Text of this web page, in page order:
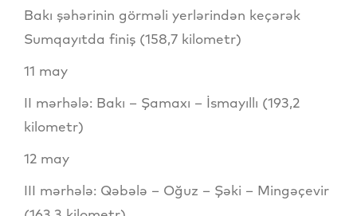
Bakı şəhərinin görməli yerlərindən keçərək
Sumqayıtda finiş (158,7 kilometr)
11 may
II mərhələ: Bakı – Şamaxı – İsmayıllı (193,2
kilometr)
12 may
III mərhələ: Qəbələ – Oğuz – Şəki – Mingəçevir